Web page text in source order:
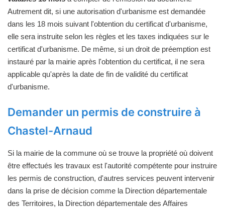
Autrement dit, si une autorisation d'urbanisme est demandée
dans les 18 mois suivant l'obtention du certificat d'urbanisme,
elle sera instruite selon les règles et les taxes indiquées sur le
certificat d'urbanisme. De même, si un droit de préemption est
instauré par la mairie après l'obtention du certificat, il ne sera
applicable qu'après la date de fin de validité du certificat
d'urbanisme.
Demander un permis de construire à
Chastel-Arnaud
Si la mairie de la commune où se trouve la propriété où doivent
être effectués les travaux est l'autorité compétente pour instruire
les permis de construction, d'autres services peuvent intervenir
dans la prise de décision comme la Direction départementale
des Territoires, la Direction départementale des Affaires